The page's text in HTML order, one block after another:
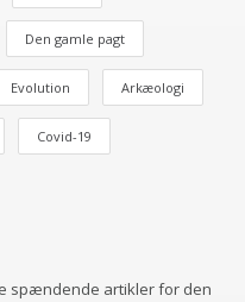
Den gamle pagt
Evolution Arkæologi
Covid-19
spændende artikler for den